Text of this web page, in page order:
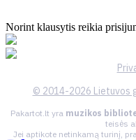
Norint klausytis reikia
© 2014-2026 Lietuvos
Pakartot.lt yra muzikos
teisės
Jei aptikote netinkamą turinį,